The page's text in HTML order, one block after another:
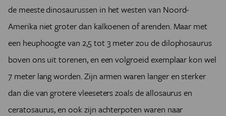
de meeste dinosaurussen in het westen van Noord-
Amerika niet groter dan kalkoenen of arenden. Maar met
een heuphoogte van 2,5 tot 3 meter zou de dilophosaurus
boven ons uit torenen, en een volgroeid exemplaar kon wel
7 meter lang worden. Zijn armen waren langer en sterker
dan die van grotere vleeseters zoals de allosaurus en
ceratosaurus, en ook zijn achterpoten waren naar